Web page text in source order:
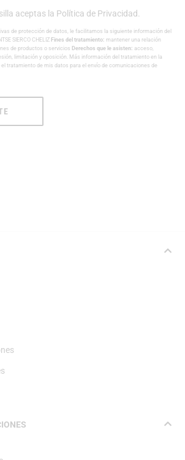
aceptas la Política de Privacidad.
de protección de datos, le facilitamos la siguiente información del
SIERCO CHELIZ Fines del tratamiento: mantener una relación
de productos o servicios Derechos que le asisten: acceso,
limitación y oposición. Más información del tratamiento en la
el tratamiento de mis datos para el envío de comunicaciones de